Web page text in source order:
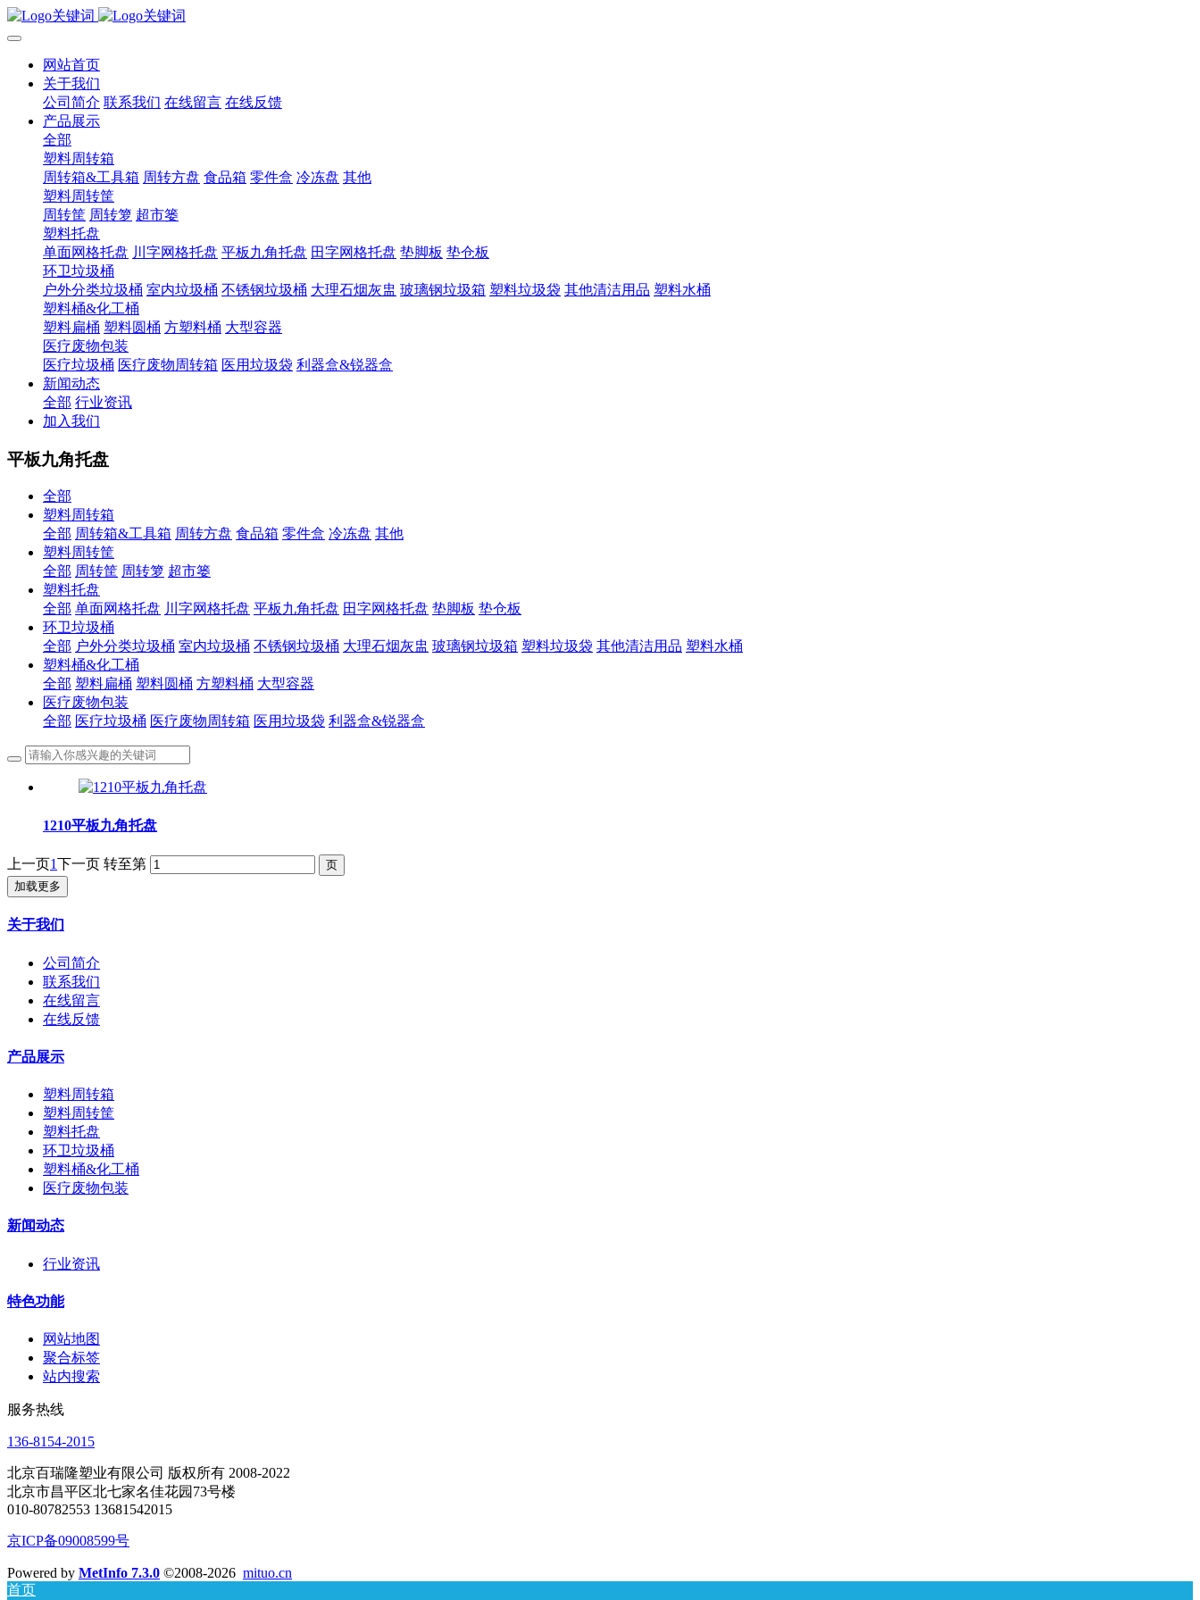
网站首页
关于我们
公司简介 联系我们 在线留言 在线反馈
产品展示
全部
塑料周转箱
周转箱&工具箱 周转方盘 食品箱 零件盒 冷冻盘 其他
塑料周转筐
周转筐 周转箩 超市篓
塑料托盘
单面网格托盘 川字网格托盘 平板九角托盘 田字网格托盘 垫脚板 垫仓板
环卫垃圾桶
户外分类垃圾桶 室内垃圾桶 不锈钢垃圾桶 大理石烟灰盅 玻璃钢垃圾箱 塑料垃圾袋 其他清洁用品 塑料水桶
塑料桶&化工桶
塑料扁桶 塑料圆桶 方塑料桶 大型容器
医疗废物包装
医疗垃圾桶 医疗废物周转箱 医用垃圾袋 利器盒&锐器盒
新闻动态
全部 行业资讯
加入我们
平板九角托盘
全部
塑料周转箱
全部 周转箱&工具箱 周转方盘 食品箱 零件盒 冷冻盘 其他
塑料周转筐
全部 周转筐 周转箩 超市篓
塑料托盘
全部 单面网格托盘 川字网格托盘 平板九角托盘 田字网格托盘 垫脚板 垫仓板
环卫垃圾桶
全部 户外分类垃圾桶 室内垃圾桶 不锈钢垃圾桶 大理石烟灰盅 玻璃钢垃圾箱 塑料垃圾袋 其他清洁用品 塑料水桶
塑料桶&化工桶
全部 塑料扁桶 塑料圆桶 方塑料桶 大型容器
医疗废物包装
全部 医疗垃圾桶 医疗废物周转箱 医用垃圾袋 利器盒&锐器盒
1210平板九角托盘
上一页1下一页 转至第
加载更多
关于我们
公司简介
联系我们
在线留言
在线反馈
产品展示
塑料周转箱
塑料周转筐
塑料托盘
环卫垃圾桶
塑料桶&化工桶
医疗废物包装
新闻动态
行业资讯
特色功能
网站地图
聚合标签
站内搜索
服务热线
136-8154-2015
北京百瑞隆塑业有限公司 版权所有 2008-2022
北京市昌平区北七家名佳花园73号楼
010-80782553 13681542015
京ICP备09008599号
Powered by MetInfo 7.3.0 ©2008-2026 mituo.cn
首页